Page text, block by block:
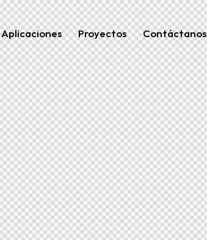
Aplicaciones Proyectos Contáctanos